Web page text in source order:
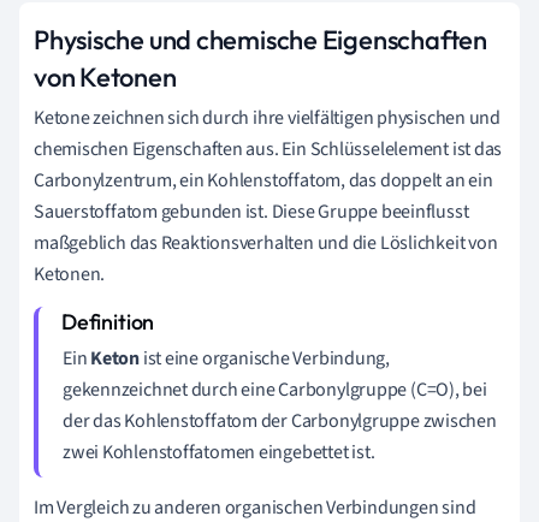
Physische und chemische Eigenschaften
von Ketonen
Ketone zeichnen sich durch ihre vielfältigen physischen und
chemischen Eigenschaften aus. Ein Schlüsselelement ist das
Carbonylzentrum, ein Kohlenstoffatom, das doppelt an ein
Sauerstoffatom gebunden ist. Diese Gruppe beeinflusst
maßgeblich das Reaktionsverhalten und die Löslichkeit von
Ketonen.
EinKetonist eine organische Verbindung,
gekennzeichnet durch eine Carbonylgruppe (C=O), bei
der das Kohlenstoffatom der Carbonylgruppe zwischen
zwei Kohlenstoffatomen eingebettet ist.
Im Vergleich zu anderen organischen Verbindungen sind